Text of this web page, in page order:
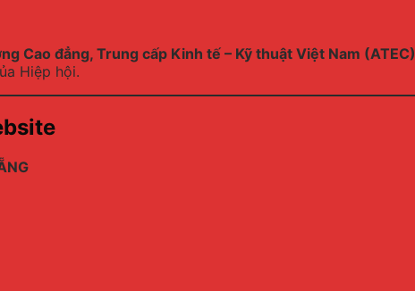
Cao đẳng, Trung cấp Kinh tế – Kỹ thuật Việt Nam (ATEC)
Hiệp hội.